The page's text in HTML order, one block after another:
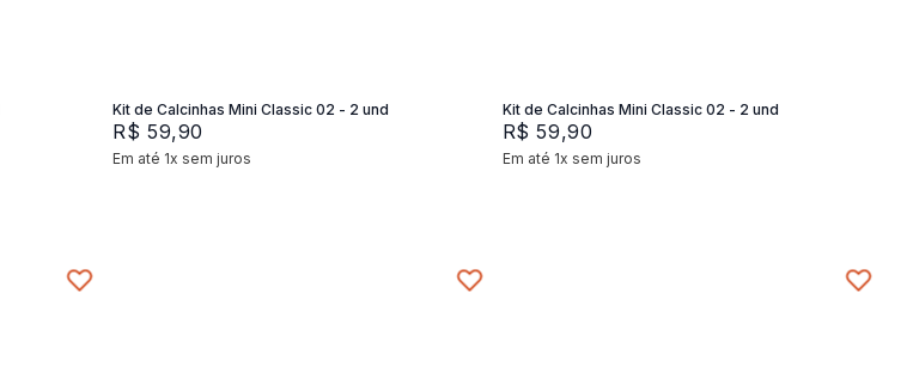
Kit de Calcinhas Mini Classic 02 - 2 und
R$ 59,90
Em até 1x sem juros
Kit de Calcinhas Mini Classic 02 - 2 und
R$ 59,90
Em até 1x sem juros